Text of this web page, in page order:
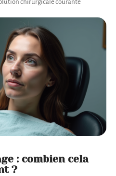
chirurgicale courante
: combien cela
?